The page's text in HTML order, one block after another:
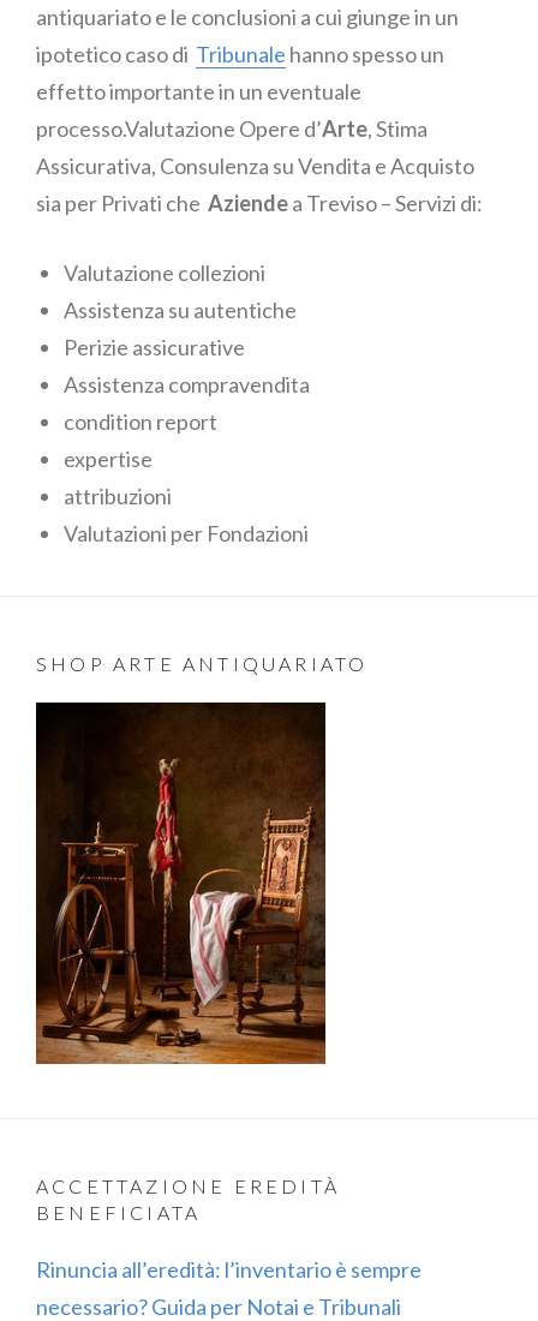
antiquariato e le conclusioni a cui giunge in un
ipotetico caso di Tribunale hanno spesso un
effetto importante in un eventuale
processo.Valutazione Opere d’Arte, Stima
Assicurativa, Consulenza su Vendita e Acquisto
sia per Privati che Aziendea Treviso – Servizi di:
Valutazione collezioni
Assistenza su autentiche
Perizie assicurative
Assistenza compravendita
condition report
expertise
attribuzioni
Valutazioni per Fondazioni
SHOP ARTE ANTIQUARIATO
ACCETTAZIONE EREDITÀ
BENEFICIATA
Rinuncia all’eredità: l’inventario è sempre
necessario? Guida per Notai e Tribunali